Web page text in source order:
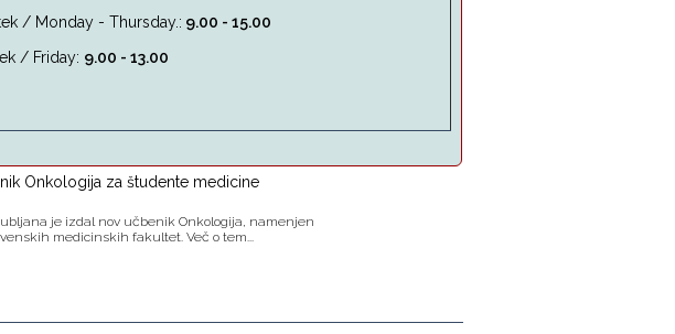
/ Monday - Thursday.: 9.00 - 15.00
/ Friday: 9.00 - 13.00
Onkologija za študente medicine
je izdal nov učbenik Onkologija, namenjen
medicinskih fakultet. Več o tem...